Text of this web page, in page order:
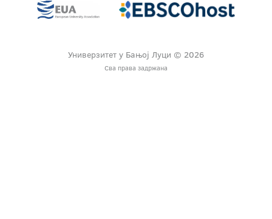
Универзитет у Бањој Луци © 2026
Сва права задржана